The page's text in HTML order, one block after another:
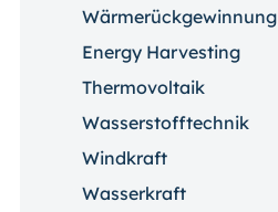
Wärmerückgewinnung
Energy Harvesting
Thermovoltaik
Wasserstofftechnik
Windkraft
Wasserkraft